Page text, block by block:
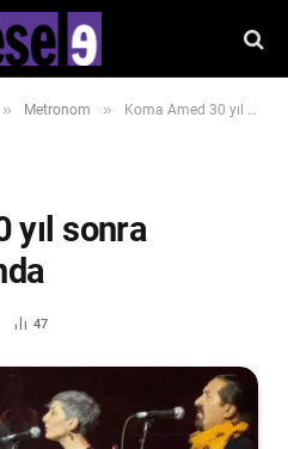
» Metronom » Koma Amed 30 yıl sonra Newroz Parkı’nda
yıl sonra
47